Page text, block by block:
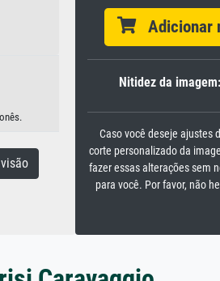
Adicionar
Nitidez da imagem:
Caso você deseje ajustes
corte personalizado da
fazer essas alterações sem
para você. Por favor, não